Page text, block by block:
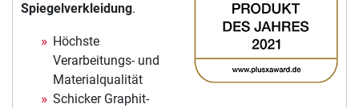
Spiegelverkleidung.
Höchste
Verarbeitungs- und
Materialqualität
Schicker Graphit-